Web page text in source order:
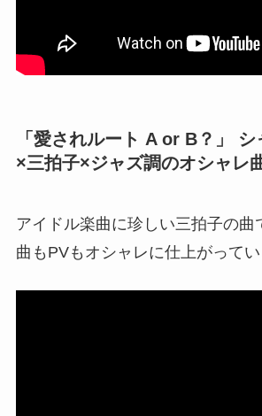
「愛されルート A or B？」 シ
×三拍子×ジャズ調のオシャレ
アイドル楽曲に珍しい三拍子の曲
曲もPVもオシャレに仕上がってい